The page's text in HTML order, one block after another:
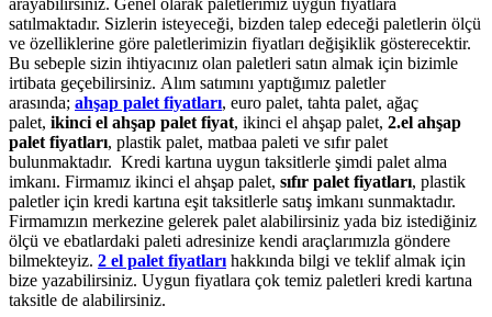
satılmaktadır. Sizlerin isteyeceği, bizden talep edeceği paletlerin ölçü
ve özelliklerine göre paletlerimizin fiyatları değişiklik gösterecektir.
Bu sebeple sizin ihtiyacınız olan paletleri satın almak için bizimle
irtibata geçebilirsiniz. Alım satımını yaptığımız paletler
arasında; ahşap palet fiyatları, euro palet, tahta palet, ağaç
palet, ikinci el ahşap palet fiyat, ikinci el ahşap palet, 2.el ahşap
palet fiyatları, plastik palet, matbaa paleti ve sıfır palet
bulunmaktadır. Kredi kartına uygun taksitlerle şimdi palet alma
imkanı. Firmamız ikinci el ahşap palet, sıfır palet fiyatları, plastik
paletler için kredi kartına eşit taksitlerle satış imkanı sunmaktadır.
Firmamızın merkezine gelerek palet alabilirsiniz yada biz istediğiniz
ölçü ve ebatlardaki paleti adresinize kendi araçlarımızla göndere
bilmekteyiz. 2 el palet fiyatları hakkında bilgi ve teklif almak için
bize yazabilirsiniz. Uygun fiyatlara çok temiz paletleri kredi kartına
taksitle de alabilirsiniz.